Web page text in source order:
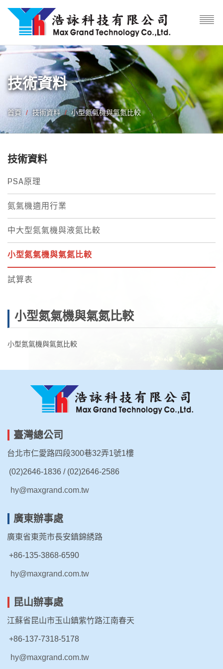
技術資料
首頁 技術資料 小型氮氣機與氣氮比較
技術資料
PSA原理
氮氣機適用行業
中大型氮氣機與液氮比較
小型氮氣機與氣氮比較
試算表
小型氮氣機與氣氮比較
小型氮氣機與氣氮比較
臺灣總公司
台北市仁愛路四段300巷32弄1號1樓
(02)2646-1836 / (02)2646-2586
hy@maxgrand.com.tw
廣東辦事處
廣東省東莞市長安鎮錦綉路
+86-135-3868-6590
hy@maxgrand.com.tw
昆山辦事處
江蘇省昆山市玉山鎮紫竹路江南春天
+86-137-7318-5178
hy@maxgrand.com.tw